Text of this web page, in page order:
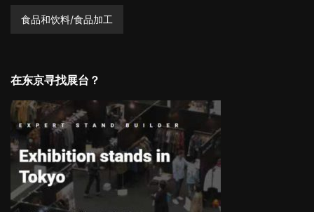
食品和饮料/食品加工
在东京寻找展台？